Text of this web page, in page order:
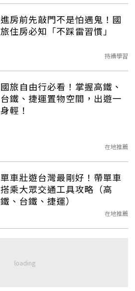
進房前先敲門不是怕遇鬼！國
旅住房必知「不踩雷習慣」
持續學習
國旅自由行必看！掌握高鐵、
台鐵、捷運置物空間，出遊一
身輕！
在地推薦
單車壯遊台灣最剛好！帶單車
搭乘大眾交通工具攻略（高
鐵、台鐵、捷運）
在地推薦